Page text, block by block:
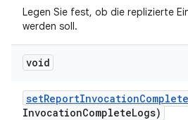
Legen Sie fest, ob die replizierte
werden soll.
void
setReportInvocationComplete
InvocationCompleteLogs)